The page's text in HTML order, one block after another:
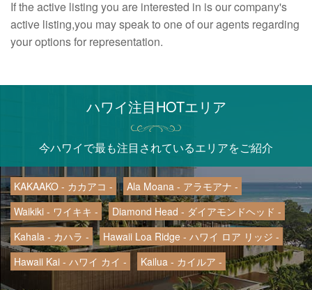
If the active listing you are interested in is our company's
active listing,you may speak to one of our agents regarding
your options for representation.
ハワイ注目HOTエリア
今ハワイで最も注目されているエリアをご紹介
KAKAAKO - カカアコ -
Ala Moana - アラモアナ -
Waikiki - ワイキキ -
Diamond Head - ダイアモンドヘッド -
Kahala - カハラ -
Hawaii Loa Ridge - ハワイ ロア リッジ -
Hawaii Kai - ハワイ カイ -
Kailua - カイルア -